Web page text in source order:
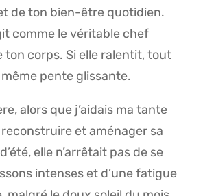
de ton bien-être quotidien.
comme le véritable chef
ton corps. Si elle ralentit, tout
pente glissante.
alors que j’aidais ma tante
reconstruire et aménager sa
elle n’arrêtait pas de se
intenses et d’une fatigue